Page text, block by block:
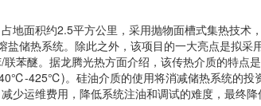
地面积约2.5平方公里，采用抛物面槽式集热技术
盐储热系统。除此之外，该项目的一大亮点是拟采
苯醚。据龙腾光热方面介绍，该传热介质的特点
425℃)。硅油介质的使用将消减储热系统的投
少运维费用，降低系统注油和调试的难度，最终